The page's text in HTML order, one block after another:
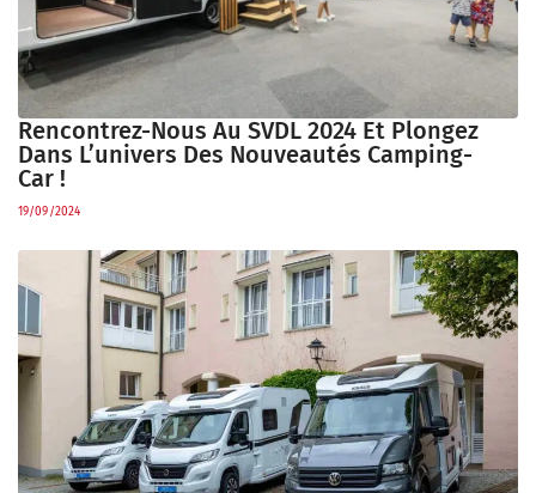
Rencontrez-Nous Au SVDL 2024 Et Plongez
Dans L’univers Des Nouveautés Camping-
Car !
19/09/2024